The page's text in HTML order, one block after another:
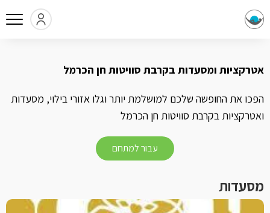
אטרקציות ומסעדות בקרבת סוויטות חן הכרמל
הפכו את החופשה שלכם למושלמת יותר וגלו אזורי בילוי, מסעדות
ואטרקציות בקרבת סוויטות חן הכרמל
עבור למתחם
מסעדות